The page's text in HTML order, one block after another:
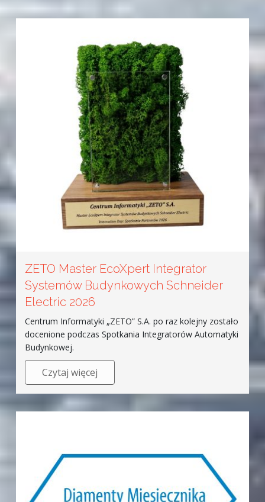
ZETO Master EcoXpert Integrator
Systemów Budynkowych Schneider
Electric 2026
Centrum Informatyki „ZETO” S.A. po raz kolejny zostało
docenione podczas Spotkania Integratorów Automatyki
Budynkowej.
Czytaj więcej